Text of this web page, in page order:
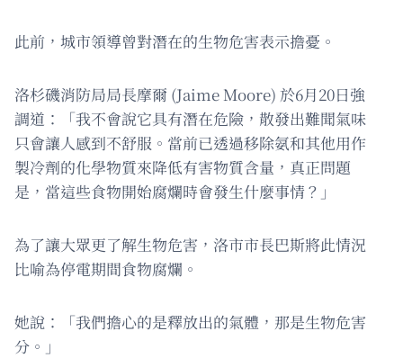
此前，城市領導曾對潛在的生物危害表示擔憂。
洛杉磯消防局局長摩爾 (Jaime Moore) 於6月20日強
調道：「我不會說它具有潛在危險，散發出難聞氣味
只會讓人感到不舒服。當前已透過移除氨和其他用作
製冷劑的化學物質來降低有害物質含量，真正問題
是，當這些食物開始腐爛時會發生什麼事情？」
為了讓大眾更了解生物危害，洛市市長巴斯將此情況
比喻為停電期間食物腐爛。
她說：「我們擔心的是釋放出的氣體，那是生物危害
分。」